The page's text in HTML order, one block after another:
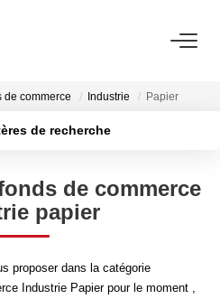
Biens À La Vente
De Votre Bien À L'achat
Bien En Ligne
de commerce Industrie Papier
de recherche
Plus de critères
de commerce
papier
proposer dans la catégorie
Industrie Papier pour le moment ,